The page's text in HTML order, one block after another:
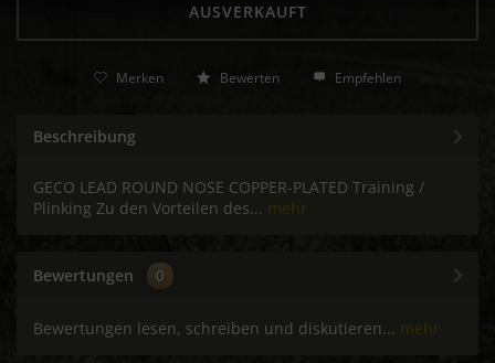
AUSVERKAUFT
Merken Bewerten Empfehlen
Beschreibung
GECO LEAD ROUND NOSE COPPER-PLATED Training /
Plinking Zu den Vorteilen des... mehr
Bewertungen 0
Bewertungen lesen, schreiben und diskutieren... mehr